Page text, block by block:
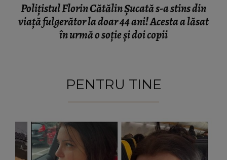
Polițistul Florin Cătălin Șucată s-a stins din
viață fulgerător la doar 44 ani! Acesta a lăsat
în urmă o soție și doi copii
PENTRU TINE